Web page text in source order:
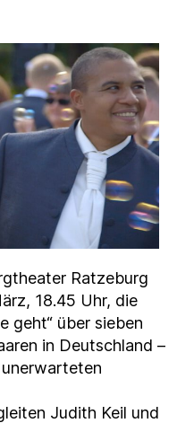
Ratzeburg
18.45 Uhr, die
geht“ über sieben
in Deutschland –
Judith Keil und